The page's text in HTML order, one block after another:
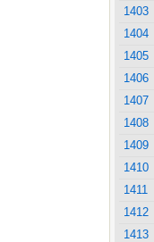
1403
1404
1405
1406
1407
1408
1409
1410
1411
1412
1413